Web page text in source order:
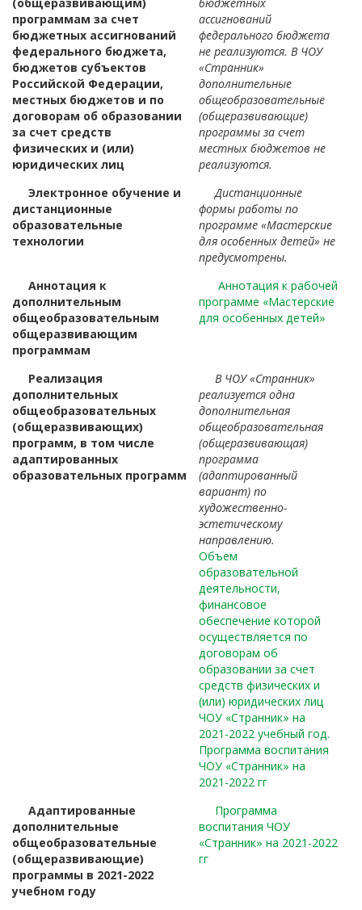
программам за счет
бюджетных ассигнований
федерального бюджета,
бюджетов субъектов
Российской Федерации,
местных бюджетов и по
договорам об образовании
за счет средств
физических и (или)
юридических лиц
ассигнований
федерального бюджета
не реализуются. В ЧОУ
«Странник»
дополнительные
общеобразовательные
(общеразвивающие)
программы за счет
местных бюджетов не
реализуются.
Электронное обучение и
дистанционные
образовательные
технологии
Дистанционные
формы работы по
программе «Мастерские
для особенных детей» не
предусмотрены.
Аннотация к
дополнительным
общеобразовательным
общеразвивающим
программам
Аннотация к рабочей
программе «Мастерские
для особенных детей»
Реализация
дополнительных
общеобразовательных
(общеразвивающих)
программ, в том числе
адаптированных
образовательных программ
В ЧОУ «Странник»
реализуется одна
дополнительная
общеобразовательная
(общеразвивающая)
программа
(адаптированный
вариант) по
художественно-
эстетическому
направлению.
Объем
образовательной
деятельности,
финансовое
обеспечение которой
осуществляется по
договорам об
образовании за счет
средств физических и
(или) юридических лиц
ЧОУ «Странник» на
2021-2022 учебный год.
Программа воспитания
ЧОУ «Странник» на
2021-2022 гг
Адаптированные
дополнительные
общеобразовательные
(общеразвивающие)
программы в 2021-2022
учебном году
Программа
воспитания ЧОУ
«Странник» на 2021-2022
гг